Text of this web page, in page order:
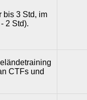
bis 3 Std, im
2 Std).
CTFs und